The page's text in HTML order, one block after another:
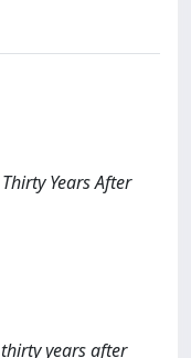
Years After
years after